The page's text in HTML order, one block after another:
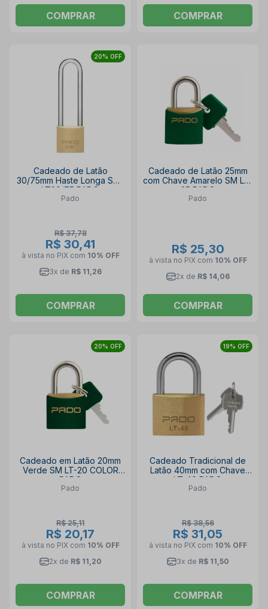
COMPRAR COMPRAR
20% OFF
Cadeado de Latão
30/75mm Haste Longa SM-
LT30/75 PADO
Pado
R$ 37,78
R$ 30,41
à vista no PIX com 10% OFF
3x de R$ 11,26
COMPRAR
Cadeado de Latão 25mm
com Chave Amarelo SM LT-
25 PADO
Pado
R$ 25,30
à vista no PIX com 10% OFF
2x de R$ 14,06
COMPRAR
20% OFF
Cadeado em Latão 20mm
Verde SM LT-20 COLOR
PADO
Pado
R$ 25,11
R$ 20,17
à vista no PIX com 10% OFF
2x de R$ 11,20
COMPRAR
19% OFF
Cadeado Tradicional de
Latão 40mm com Chave
LT-40 PADO
Pado
R$ 38,56
R$ 31,05
à vista no PIX com 10% OFF
3x de R$ 11,50
COMPRAR